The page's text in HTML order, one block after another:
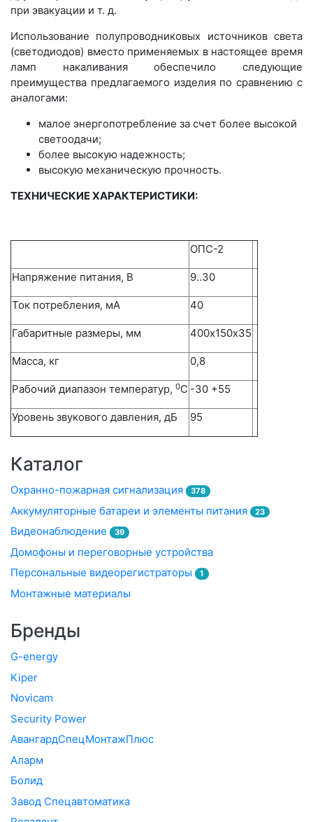
при эвакуации и т. д.
Использование полупроводниковых источников света
(светодиодов) вместо применяемых в настоящее время
ламп накаливания обеспечило следующие
преимущества предлагаемого изделия по сравнению с
аналогами:
малое энергопотребление за счет более высокой
светоодачи;
более высокую надежность;
высокую механическую прочность.
ТЕХНИЧЕСКИЕ ХАРАКТЕРИСТИКИ:
ОПС-2
Напряжение питания, В 9..30
Ток потребления, мА 40
Габаритные размеры, мм 400х150х35
Масса, кг 0,8
Рабочий диапазон температур, 0С -30 +55
Уровень звукового давления, дБ 95
Каталог
Охранно-пожарная сигнализация 378
Аккумуляторные батареи и элементы питания 23
Видеонаблюдение 39
Домофоны и переговорные устройства
Персональные видеорегистраторы
1
Монтажные материалы
Бренды
G-energy
Kiper
Novicam
Security Power
АвангардСпецМонтажПлюс
Аларм
Болид
Завод Спецавтоматика